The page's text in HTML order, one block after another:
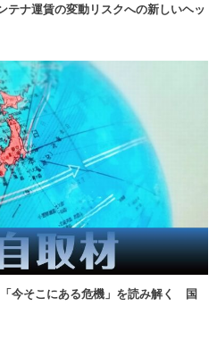
テナ運賃の変動リスクへの新しいヘッ
「今そこにある危機」を読み解く 国